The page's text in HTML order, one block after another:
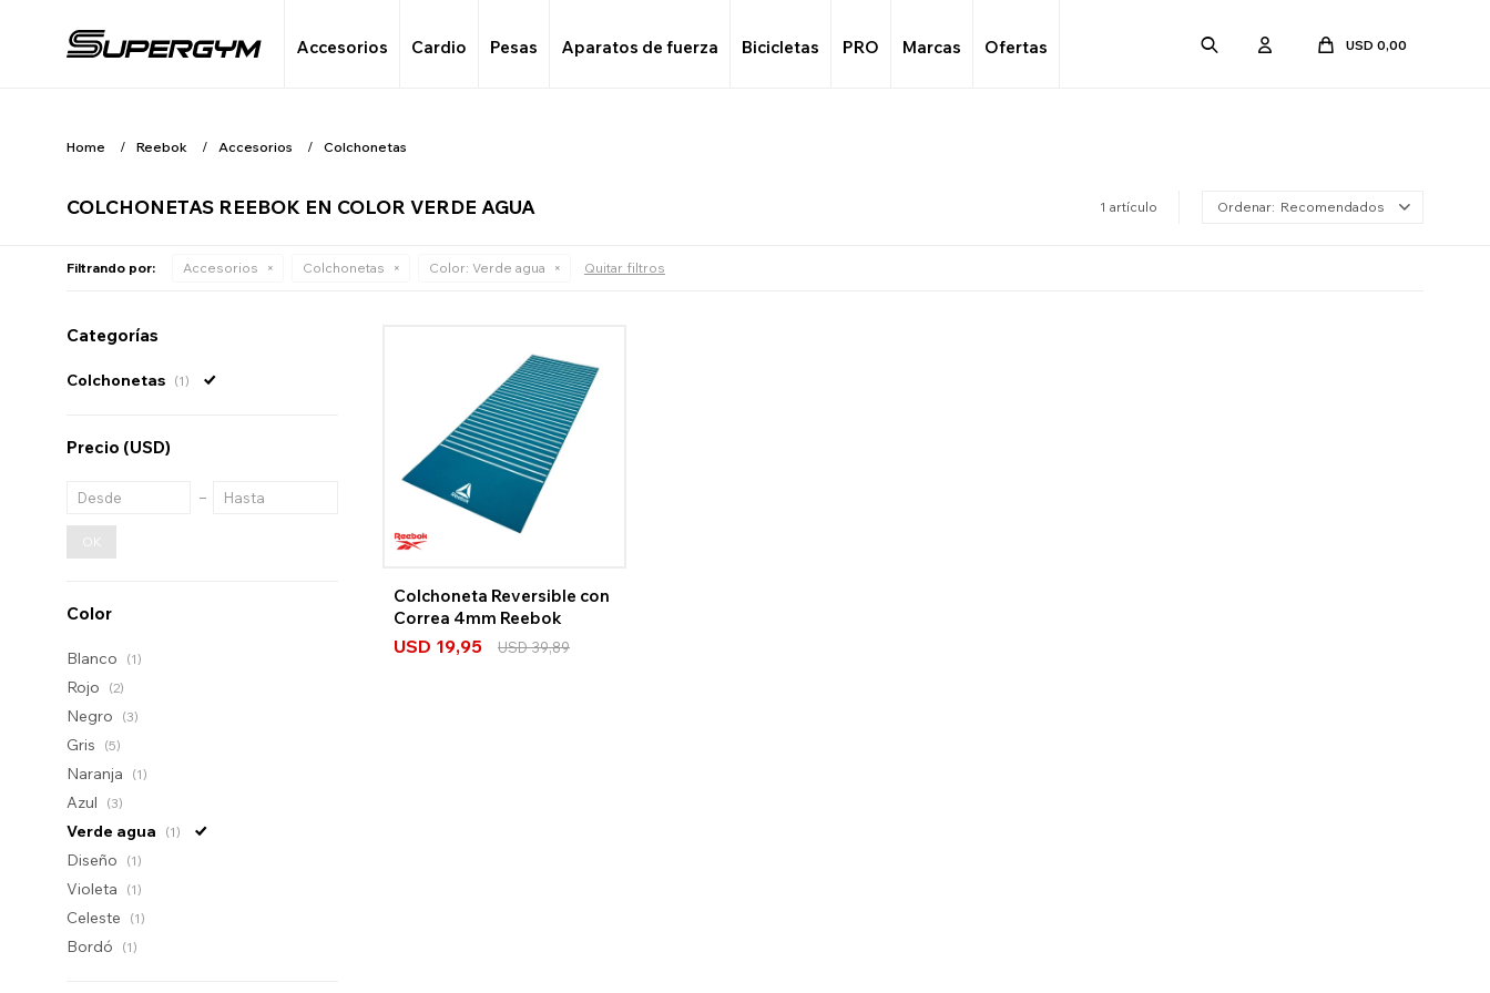
Accesorios Cardio Pesas Aparatos de fuerza Bicicletas PRO Marcas Ofertas USD 0,00
Home Reebok Accesorios Colchonetas
COLCHONETAS REEBOK EN COLOR VERDE AGUA 1 artículo Recomendados
Filtrando por: Accesorios Colchonetas Color: Verde agua Quitar filtros
Colchoneta Reversible con
Correa 4mm Reebok
USD 19,95 USD39,89
Categorías
Colchonetas (1)
Precio (USD)
OK
Color
Blanco (1)
Rojo (2)
Negro (3)
Gris (5)
Naranja (1)
Azul (3)
Verde agua (1)
Diseño (1)
Violeta (1)
Celeste (1)
Bordó (1)